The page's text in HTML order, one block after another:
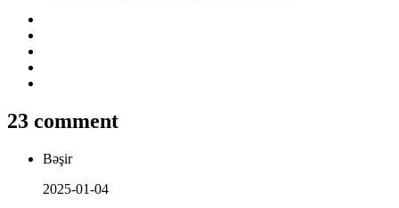
23 comment
Bəşir
2025-01-04